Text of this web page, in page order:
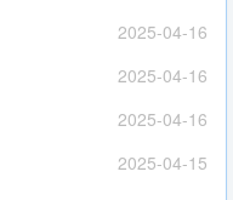
2025-04-16
2025-04-16
2025-04-16
2025-04-15